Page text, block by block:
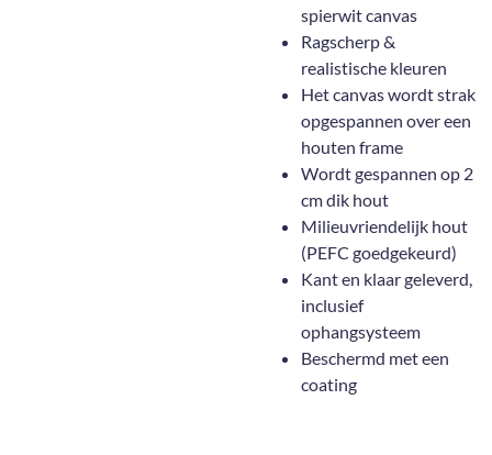
spierwit canvas
Ragscherp &
realistische kleuren
Het canvas wordt strak
opgespannen over een
houten frame
Wordt gespannen op 2
cm dik hout
Milieuvriendelijk hout
(PEFC goedgekeurd)
Kant en klaar geleverd,
inclusief
ophangsysteem
Beschermd met een
coating